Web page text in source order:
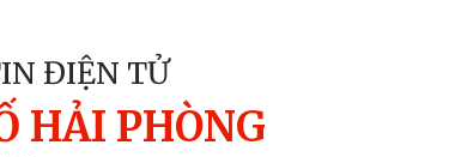
ĐIỆN TỬ
HẢI PHÒNG